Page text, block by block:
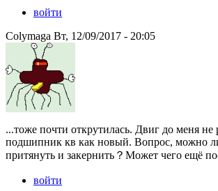
войти
Colymaga Вт, 12/09/2017 - 20:05
...тоже почти открутилась. Двиг до меня
подшипник кв как новый. Вопрос, можно ли
притянуть и закернить？Может чего ещё
войти